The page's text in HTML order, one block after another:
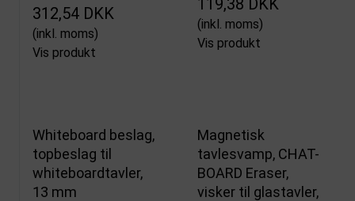
312,54 DKK
(inkl. moms)
Vis produkt
(inkl. moms)
Vis produkt
Whiteboard beslag,
topbeslag til
whiteboardtavler,
13 mm
Magnetisk
tavlesvamp, CHAT-
BOARD Eraser,
visker til glastavler,